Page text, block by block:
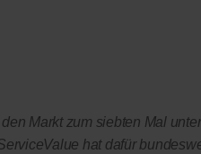
Markt zum siebten Mal
hat dafür